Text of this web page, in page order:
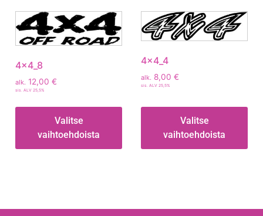
4x4_8
alk. 12,00 €
sis. ALV 25,5%
Valitse
vaihtoehdoista
4x4_4
alk. 8,00 €
sis. ALV 25,5%
Valitse
vaihtoehdoista